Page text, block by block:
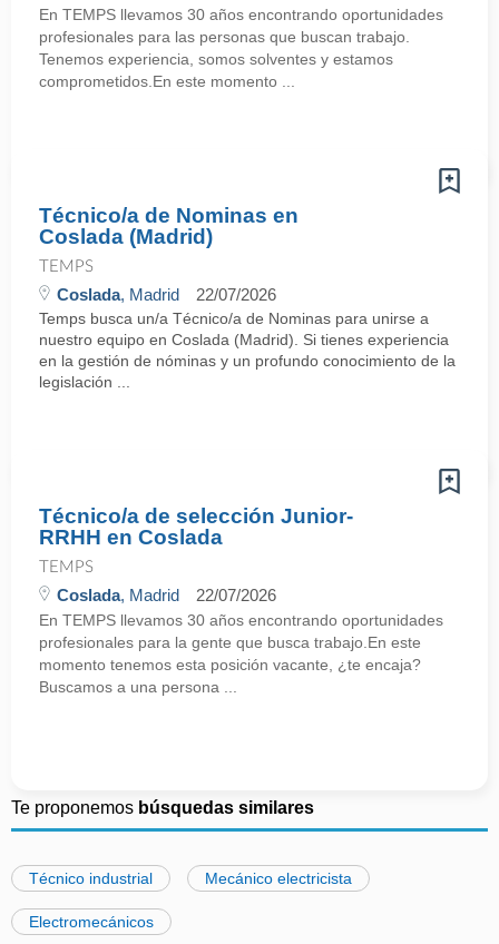
En TEMPS llevamos 30 años encontrando oportunidades
profesionales para las personas que buscan trabajo.
Tenemos experiencia, somos solventes y estamos
comprometidos.En este momento ...
Técnico/a de Nominas en
Coslada (Madrid)
TEMPS
Coslada, Madrid 22/07/2026
Temps busca un/a Técnico/a de Nominas para unirse a
nuestro equipo en Coslada (Madrid). Si tienes experiencia
en la gestión de nóminas y un profundo conocimiento de la
legislación ...
Técnico/a de selección Junior-
RRHH en Coslada
TEMPS
Coslada, Madrid 22/07/2026
En TEMPS llevamos 30 años encontrando oportunidades
profesionales para la gente que busca trabajo.En este
momento tenemos esta posición vacante, ¿te encaja?
Buscamos a una persona ...
Te proponemos búsquedas similares
Técnico industrial Mecánico electricista
Electromecánicos